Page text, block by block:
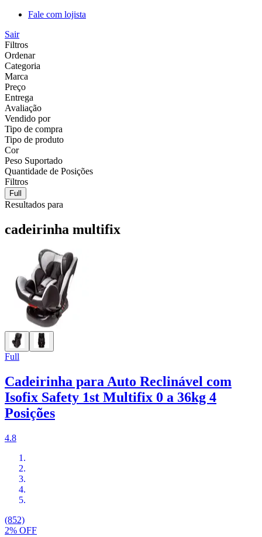
Fale com lojista
Sair
Filtros
Ordenar
Categoria
Marca
Preço
Entrega
Avaliação
Vendido por
Tipo de compra
Tipo de produto
Cor
Peso Suportado
Quantidade de Posições
Filtros
Full
Resultados para
cadeirinha multifix
Full
Cadeirinha para Auto Reclinável com
Isofix Safety 1st Multifix 0 a 36kg 4
Posições
4.8
(852)
2% OFF